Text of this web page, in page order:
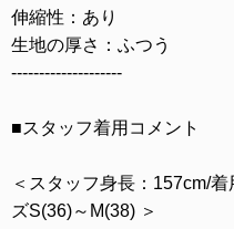
伸縮性：あり
生地の厚さ：ふつう
--------------------
■スタッフ着用コメント
＜スタッフ身長：157cm/
ズS(36)～M(38) ＞